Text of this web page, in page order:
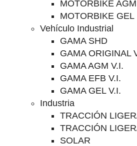
MOTORBIKE AGM
MOTORBIKE GEL
Vehículo Industrial
GAMA SHD
GAMA ORIGINAL
GAMA AGM V.I.
GAMA EFB V.I.
GAMA GEL V.I.
Industria
TRACCIÓN
TRACCIÓN
SOLAR